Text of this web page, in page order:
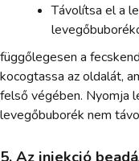
Távolítsa el a
függőlegesen a
kocogtassa az oldalát,
felső végében. Nyomja
levegőbuborék nem
5. Az injekció